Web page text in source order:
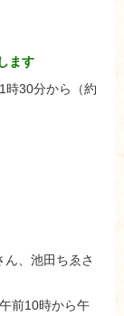
ます
30分から（約
、池田ちゑさ
前10時から午